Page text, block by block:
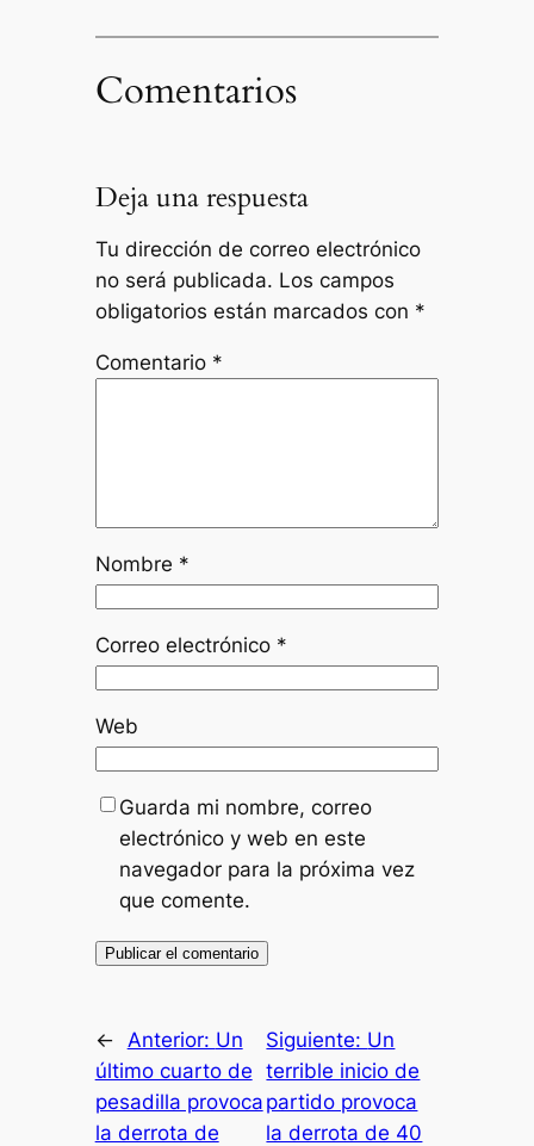
Comentarios
Deja una respuesta
Tu dirección de correo electrónico
no será publicada. Los campos
obligatorios están marcados con *
Comentario *
Nombre *
Correo electrónico *
Web
Guarda mi nombre, correo
electrónico y web en este
navegador para la próxima vez
que comente.
← Anterior: Un
último cuarto de
pesadilla provoca
la derrota de
Siguiente: Un
terrible inicio de
partido provoca
la derrota de 40